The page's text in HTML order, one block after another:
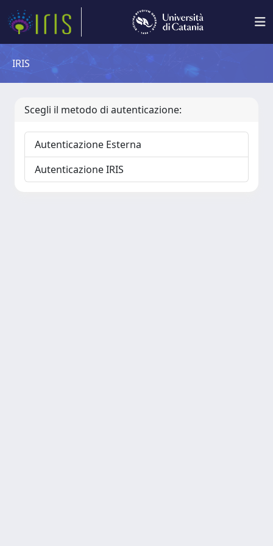
IRIS
Scegli il metodo di autenticazione:
Autenticazione Esterna
Autenticazione IRIS